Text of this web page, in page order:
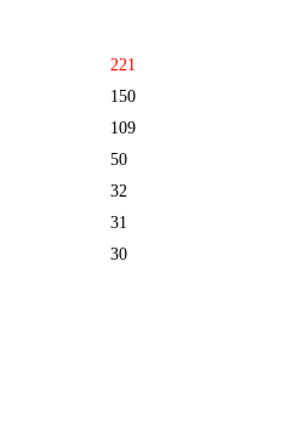
221
150
109
50
32
31
30